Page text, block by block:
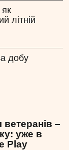
літній
добу
ветеранів –
уже в
Play